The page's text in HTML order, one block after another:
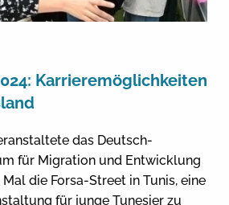
Karrieremöglichkeiten
das Deutsch-
für Migration und Entwicklung
die Forsa-Street in Tunis, eine
für junge Tunesier zu